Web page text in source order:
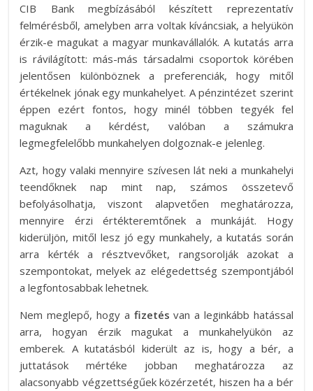
CIB Bank megbízásából készített reprezentatív
felmérésből, amelyben arra voltak kíváncsiak, a helyükön
érzik-e magukat a magyar munkavállalók. A kutatás arra
is rávilágított: más-más társadalmi csoportok körében
jelentősen különböznek a preferenciák, hogy mitől
értékelnek jónak egy munkahelyet. A pénzintézet szerint
éppen ezért fontos, hogy minél többen tegyék fel
maguknak a kérdést, valóban a számukra
legmegfelelőbb munkahelyen dolgoznak-e jelenleg.
Azt, hogy valaki mennyire szívesen lát neki a munkahelyi
teendőknek nap mint nap, számos összetevő
befolyásolhatja, viszont alapvetően meghatározza,
mennyire érzi értékteremtőnek a munkáját. Hogy
kiderüljön, mitől lesz jó egy munkahely, a kutatás során
arra kérték a résztvevőket, rangsorolják azokat a
szempontokat, melyek az elégedettség szempontjából
a legfontosabbak lehetnek.
Nem meglepő, hogy a fizetésvan a leginkább hatással
arra, hogyan érzik magukat a munkahelyükön az
emberek. A kutatásból kiderült az is, hogy a bér, a
juttatások mértéke jobban meghatározza az
alacsonyabb végzettségűek közérzetét, hiszen ha a bér